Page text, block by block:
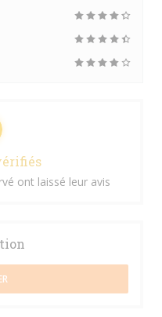
ont laissé leur avis